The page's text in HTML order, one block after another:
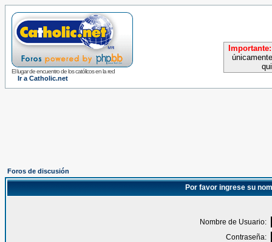
El lugar de encuentro de los católicos en la red
Ir a Catholic.net
Importante:
Foros de discusión
Por favor ingrese su
Nombre de Usuario:
Contraseña: